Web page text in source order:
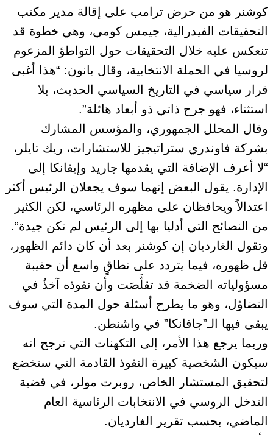
كوشنر هو من حرض ترامب على إقالة مدير مكتب
التحقيقات الفيدرالية، جيمس كومي، وهي خطوة قد
تنعكس عليه خلال التحقيقات حول التواطؤ المزعوم
لروسيا في الحملة الانتخابية، وقال بانون: “هذا أغبى
قرار سياسي في التاريخ السياسي الحديث، بلا
استثناء، فهو جرح ذاتي ذو أبعاد هائلة”.
وقال المحلل الجمهوري، والمؤسس المشارك
بشركة فاوندري ستراتيجيز للاستشارات، ريك تايلر،
“لا أعرف الإضافة التي يقدمها جاريد وإيفانكا إلى
الإدارة. يقول البعض إنهما سوف يجعلان الرئيس أكثر
اعتدالاً ويحافظان على مظهره الرئاسي، لكن الكثير
من النصائح التي أدليا بها إلى الرئيس لم تكن جيدة”.
وتقول الغارديان إن كوشنر بعد أن كان دائم الظهور،
قل ظهوره، فيما يتردد على نطاقٍ واسع أن حقيبة
مسؤولياته الضخمة قد تقلَّصَت وأن نفوذه آخذٌ في
التضاؤل، وهو ما يطرح أسئلة حول المدة التي سوف
يبقى فيها الـ”جافانكا” في واشنطن.
وربما يرجع هذا الأمر، إلى التكهنات التي ترجح انه
سيكون الشخصية كبيرة النفوذ القادمة التي ستخضع
لتحقيق المستشار الخاص، روبرت مولر، في قضية
التدخل الروسي في الانتخابات الرئاسية العام
الماضي، بحسب تقرير الغارديان.